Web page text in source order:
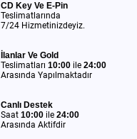
CD Key Ve E-Pin
Teslimatlarında
7/24 Hizmetinizdeyiz.
İlanlar Ve Gold
Teslimatları 10:00 ile 24:00
Arasında Yapılmaktadır
Canlı Destek
Saat 10:00 ile 24:00
Arasında Aktifdir